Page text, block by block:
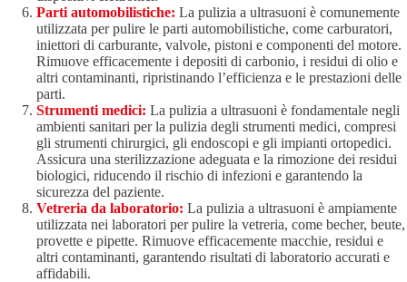
Parti automobilistiche: La pulizia a ultrasuoni è comunemente
utilizzata per pulire le parti automobilistiche, come carburatori,
iniettori di carburante, valvole, pistoni e componenti del motore.
Rimuove efficacemente i depositi di carbonio, i residui di olio e
altri contaminanti, ripristinando l’efficienza e le prestazioni delle
parti.
Strumenti medici: La pulizia a ultrasuoni è fondamentale negli
ambienti sanitari per la pulizia degli strumenti medici, compresi
gli strumenti chirurgici, gli endoscopi e gli impianti ortopedici.
Assicura una sterilizzazione adeguata e la rimozione dei residui
biologici, riducendo il rischio di infezioni e garantendo la
sicurezza del paziente.
Vetreria da laboratorio: La pulizia a ultrasuoni è ampiamente
utilizzata nei laboratori per pulire la vetreria, come becher, beute,
provette e pipette. Rimuove efficacemente macchie, residui e
altri contaminanti, garantendo risultati di laboratorio accurati e
affidabili.